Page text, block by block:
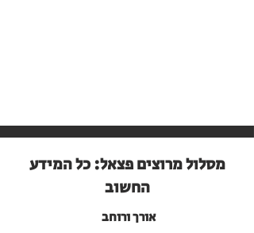
מסלול מרוצים פצאל: כל המידע
החשוב
אורך ורוחב